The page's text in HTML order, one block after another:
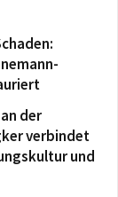
der
verbindet
und